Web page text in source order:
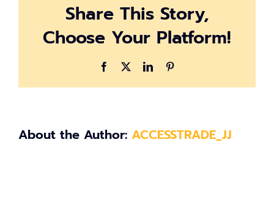
คน
เยอะๆ
Share This Story,
Choose Your Platform!
Facebook LinkedIn
About the Author: ACCESSTRADE_JJ